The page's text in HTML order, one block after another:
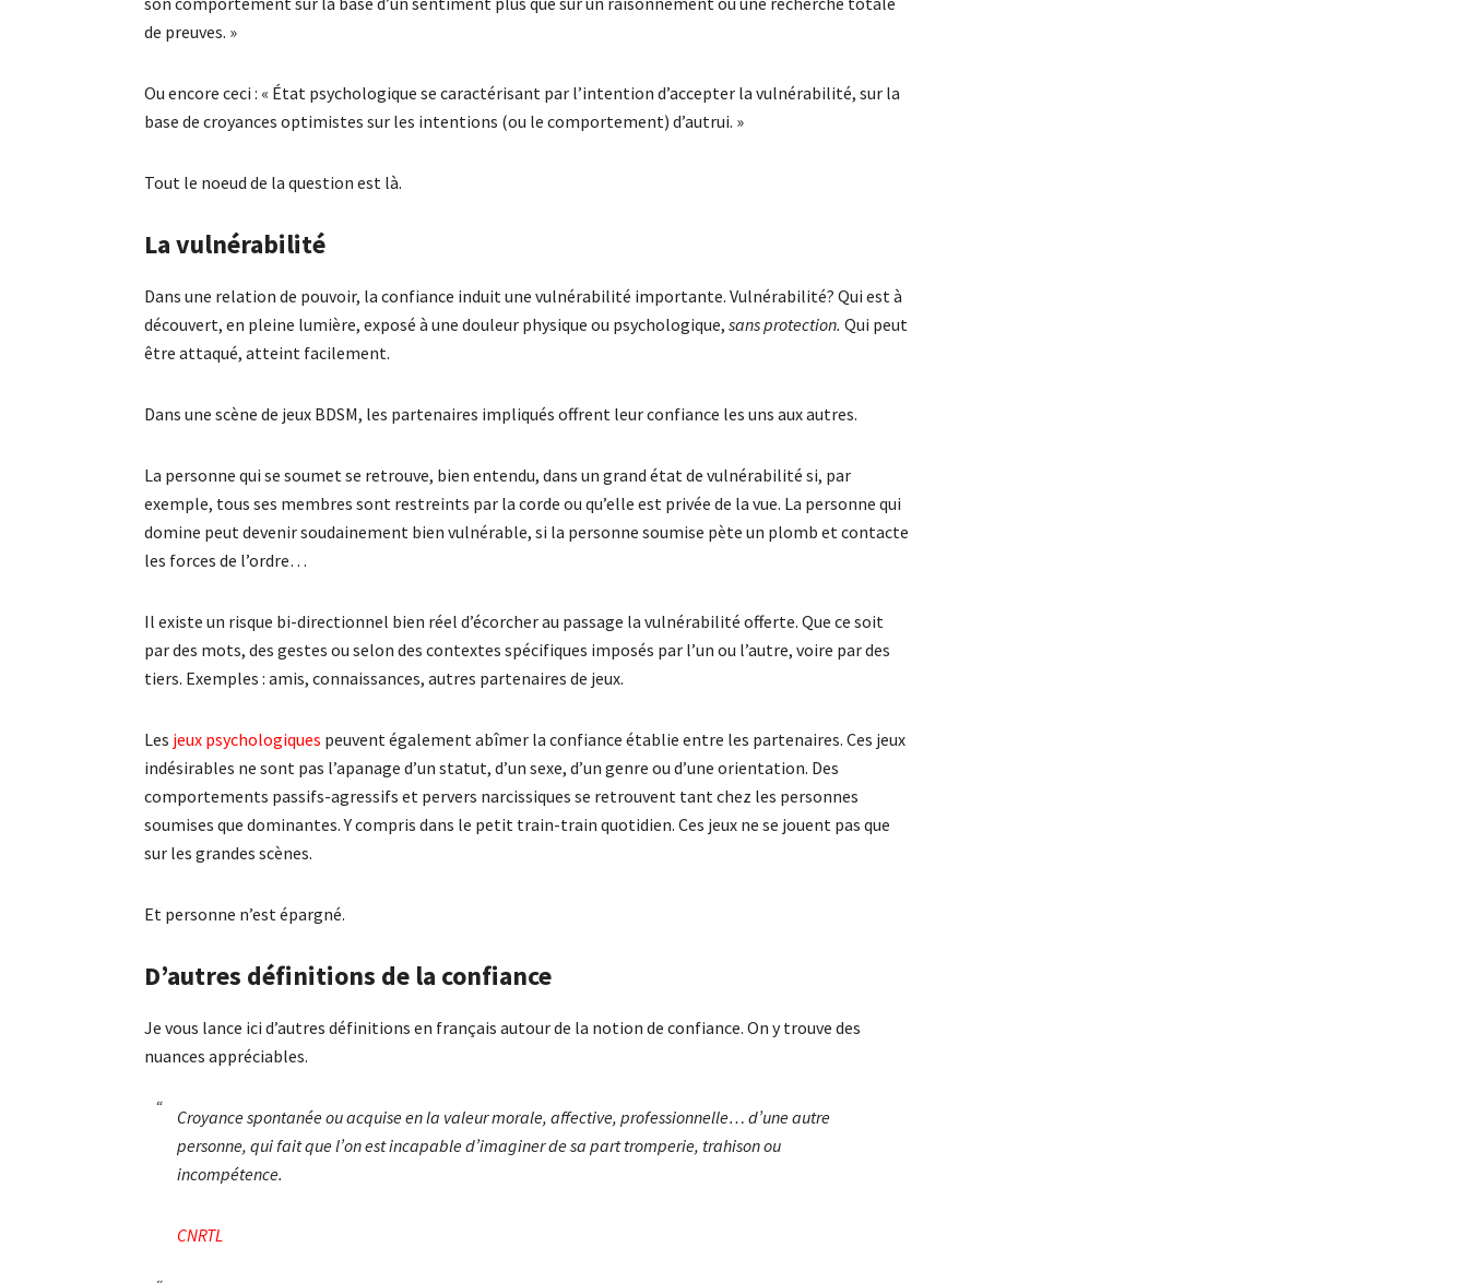
de preuves. »
Ou encore ceci : « État psychologique se caractérisant par l’intention d’accepter la vulnérabilité, sur la
base de croyances optimistes sur les intentions (ou le comportement) d’autrui. »
Tout le noeud de la question est là.
La vulnérabilité
Dans une relation de pouvoir, la confiance induit une vulnérabilité importante. Vulnérabilité? Qui est à
découvert, en pleine lumière, exposé à une douleur physique ou psychologique, sans protection. Qui peut
être attaqué, atteint facilement.
Dans une scène de jeux BDSM, les partenaires impliqués offrent leur confiance les uns aux autres.
La personne qui se soumet se retrouve, bien entendu, dans un grand état de vulnérabilité si, par
exemple, tous ses membres sont restreints par la corde ou qu’elle est privée de la vue. La personne qui
domine peut devenir soudainement bien vulnérable, si la personne soumise pète un plomb et contacte
les forces de l’ordre…
Il existe un risque bi-directionnel bien réel d’écorcher au passage la vulnérabilité offerte. Que ce soit
par des mots, des gestes ou selon des contextes spécifiques imposés par l’un ou l’autre, voire par des
tiers. Exemples : amis, connaissances, autres partenaires de jeux.
Les jeux psychologiques peuvent également abîmer la confiance établie entre les partenaires. Ces jeux
indésirables ne sont pas l’apanage d’un statut, d’un sexe, d’un genre ou d’une orientation. Des
comportements passifs-agressifs et pervers narcissiques se retrouvent tant chez les personnes
soumises que dominantes. Y compris dans le petit train-train quotidien. Ces jeux ne se jouent pas que
sur les grandes scènes.
Et personne n’est épargné.
D’autres définitions de la confiance
Je vous lance ici d’autres définitions en français autour de la notion de confiance. On y trouve des
nuances appréciables.
Croyance spontanée ou acquise en la valeur morale, affective, professionnelle… d’une autre
personne, qui fait que l’on est incapable d’imaginer de sa part tromperie, trahison ou
incompétence.
CNRTL